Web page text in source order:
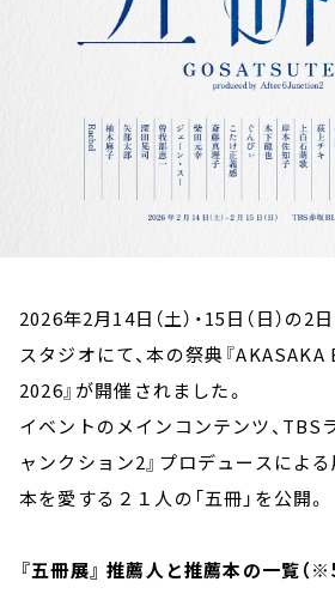
2026年2月14日（土）・15日（日）の
スタジオにて、本の祭典『
2026』が開催されました。
イベントのメインコンテンツ、TBS
ャンクション2』プロデュースによる
本を愛する２１人の「五冊」を公開。
『五冊展』 推薦人と推薦本の一覧（